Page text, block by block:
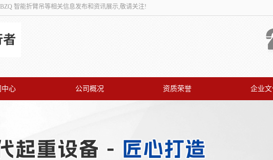
智能折臂吊等相关信息发布和资讯展示,敬请关注!
中心 公司概况 资质荣誉 企业